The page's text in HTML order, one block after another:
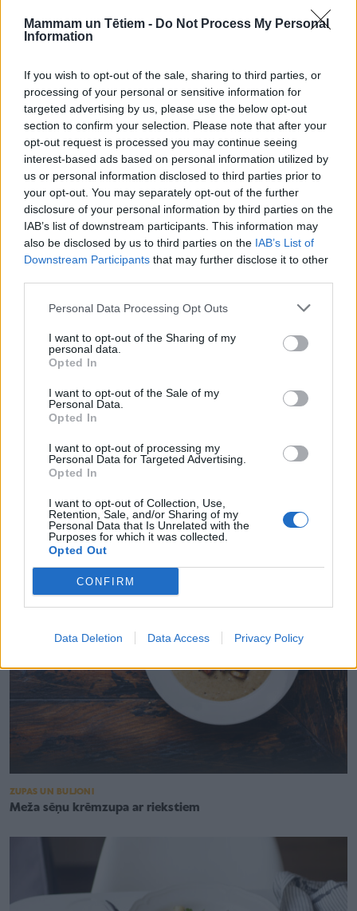
Mammam un Tētiem - Do Not Process My Personal
Information
If you wish to opt-out of the sale, sharing to third parties, or
processing of your personal or sensitive information for
targeted advertising by us, please use the below opt-out
section to confirm your selection. Please note that after your
opt-out request is processed you may continue seeing
interest-based ads based on personal information utilized by
us or personal information disclosed to third parties prior to
your opt-out. You may separately opt-out of the further
disclosure of your personal information by third parties on the
IAB’s list of downstream participants. This information may
also be disclosed by us to third parties on the IAB’s List of
Downstream Participants that may further disclose it to other
Personal Data Processing Opt Outs
I want to opt-out of the Sharing of my
personal data.
Opted In
I want to opt-out of the Sale of my
Personal Data.
Opted In
I want to opt-out of processing my
Personal Data for Targeted Advertising.
Opted In
I want to opt-out of Collection, Use,
Retention, Sale, and/or Sharing of my
Personal Data that Is Unrelated with the
Purposes for which it was collected.
Opted Out
CONFIRM
Data Deletion Data Access Privacy Policy
ZUPAS UN BULJONI
Liellopu mēles un baraviku zupa
SĒŅU ĒDIENI
Baravikas želejā
ZUPAS UN BULJONI
Meža sēņu krēmzupa ar riekstiem